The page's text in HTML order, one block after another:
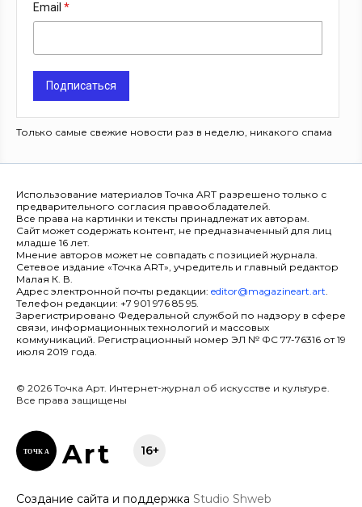
Email
Подписаться
Только самые свежие новости раз в неделю, никакого спама
Использование материалов Точка ART разрешено только с
предварительного согласия правообладателей.
Все права на картинки и тексты принадлежат их авторам.
Сайт может содержать контент, не предназначенный для лиц
младше 16 лет.
Мнение авторов может не совпадать с позицией журнала.
Сетевое издание «Точка ART», учредитель и главный редактор
Малая К. В.
Адрес электронной почты редакции: editor@magazineart.art.
Телефон редакции: +7 901 976 85 95.
Зарегистрировано Федеральной службой по надзору в сфере
связи, информационных технологий и массовых
коммуникаций. Регистрационный номер ЭЛ № ФС 77-76316 от 19
июля 2019 года.
© 2026 Точка Арт. Интернет-журнал об искусстве и культуре.
Все права защищены
ТОЧК А Art 16+
Создание сайта и поддержка Studio Shweb